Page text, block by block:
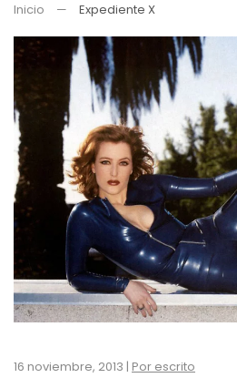
Inicio Expediente X
16 noviembre, 2013 | Por escrito